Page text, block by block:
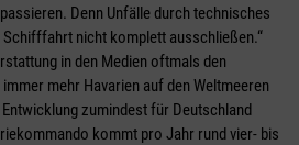
Denn Unfälle durch technisches
nicht komplett ausschließen.“
in den Medien oftmals den
mehr Havarien auf den Weltmeeren
zumindest für Deutschland
kommt pro Jahr rund vier- bis